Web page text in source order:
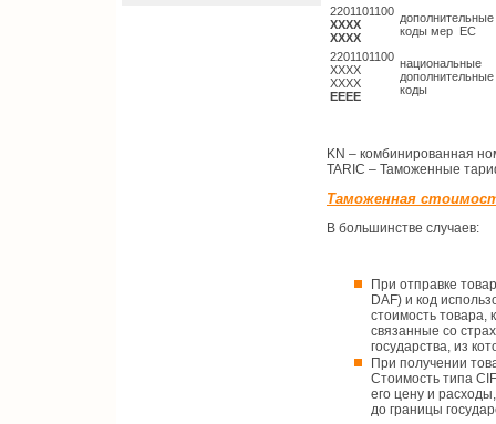
2201101100
XXXX
XXXX
дополнительные
коды мер ЕС
2201101100
XXXX
XXXX
EEEE
национальные
дополнительные
коды
KN – комбинированная
TARIC – Таможенные
Таможенная
В большинстве случаев:
При отправке
DAF) и код
стоимость товара,
связанные со
государства, из
При получении
Стоимость типа
его цену и
до границы